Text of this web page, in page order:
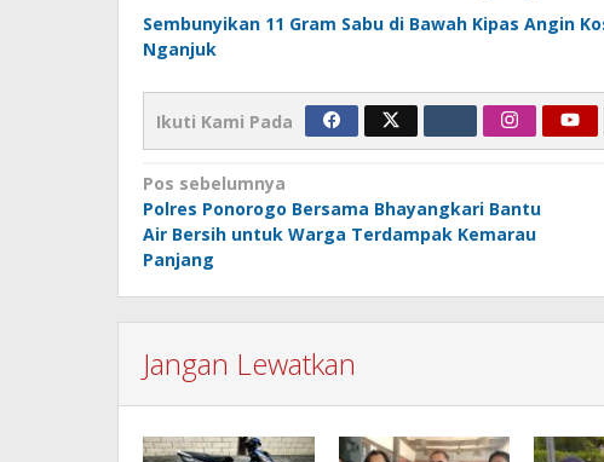
Sembunyikan 11 Gram Sabu di Bawah Kipas Angin
Nganjuk
Ikuti Kami Pada
Navigasi
pos
Pos sebelumnya
Polres Ponorogo Bersama Bhayangkari Bantu
Air Bersih untuk Warga Terdampak Kemarau
Panjang
Jangan Lewatkan